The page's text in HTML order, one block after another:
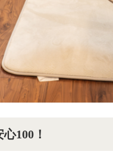
100！